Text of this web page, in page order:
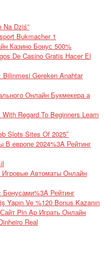
Na Dziś”
Bukmacher 1
Казино Бонус 500%
De Casino Gratis Hacer El
Gereken Anahtar
Онлайн Букмекера а
Regard To Beginners Learn
Slots Sites Of 2025″
В европе 2024%3A Рейтинг
Игровые Автоматы Онлайн
Рейтинг
Yapın Ve %120 Bonus Kazanın
Pin Ap Играть Онлайн
Real